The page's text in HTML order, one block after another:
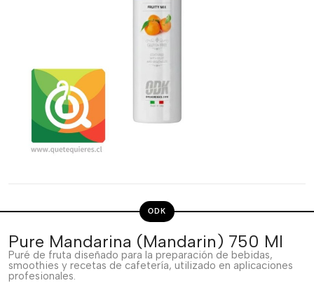
ODK
Pure Mandarina (Mandarin) 750 Ml
Puré de fruta diseñado para la preparación de bebidas,
smoothies y recetas de cafetería, utilizado en aplicaciones
profesionales.